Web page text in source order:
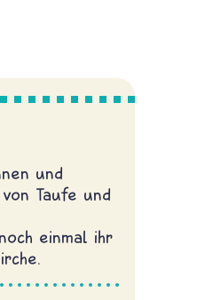
und
Taufe und
einmal ihr